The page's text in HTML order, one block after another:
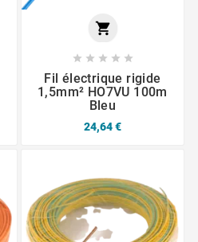

    
Fil électrique rigide
1,5mm² HO7VU 100m
Bleu
24,64 €